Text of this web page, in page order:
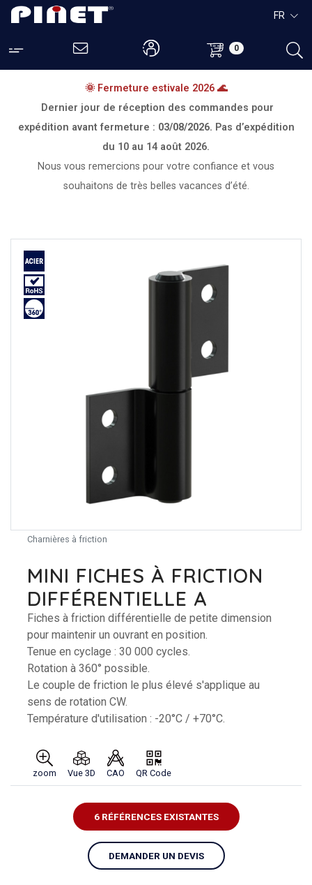
0
FR
🌞 Fermeture estivale 2026 🌊
Dernier jour de réception des commandes pour
expédition avant fermeture : 03/08/2026. Pas d’expédition
du 10 au 14 août 2026.
Nous vous remercions pour votre confiance et vous
souhaitons de très belles vacances d’été.
Charnières à friction
MINI FICHES À FRICTION
DIFFÉRENTIELLE A
Fiches à friction différentielle de petite dimension
pour maintenir un ouvrant en position.
Tenue en cyclage : 30 000 cycles.
Rotation à 360° possible.
Le couple de friction le plus élevé s'applique au
sens de rotation CW.
Température d'utilisation : -20°C / +70°C.
zoom Vue 3D CAO QR Code
6 RÉFÉRENCES EXISTANTES
DEMANDER UN DEVIS